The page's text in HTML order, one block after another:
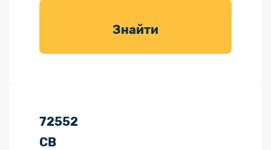
товарів для
Знайти
72552
СВ